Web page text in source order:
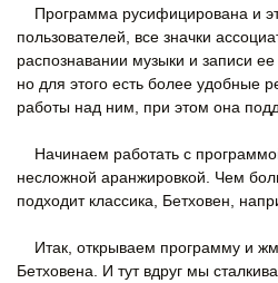
Программа русифицирована и
пользователей, все значки
распознавании музыки и записи
но для этого есть более удобные
работы над ним, при этом она
Начинаем работать с
несложной аранжировкой. Чем
подходит классика, Бетховен,
Итак, открываем программу и
Бетховена. И тут вдруг мы